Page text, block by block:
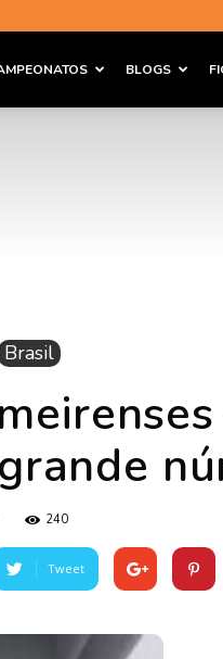
BLOGS
Brasil
240
Tweet